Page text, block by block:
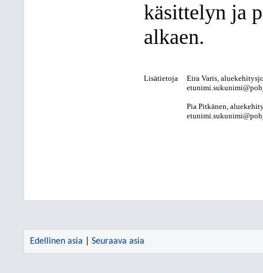
käsittelyn ja
alkaen.
Lisätietoja
Eira Varis,
Pia Pitkänen,
Edellinen asia Seuraava asia